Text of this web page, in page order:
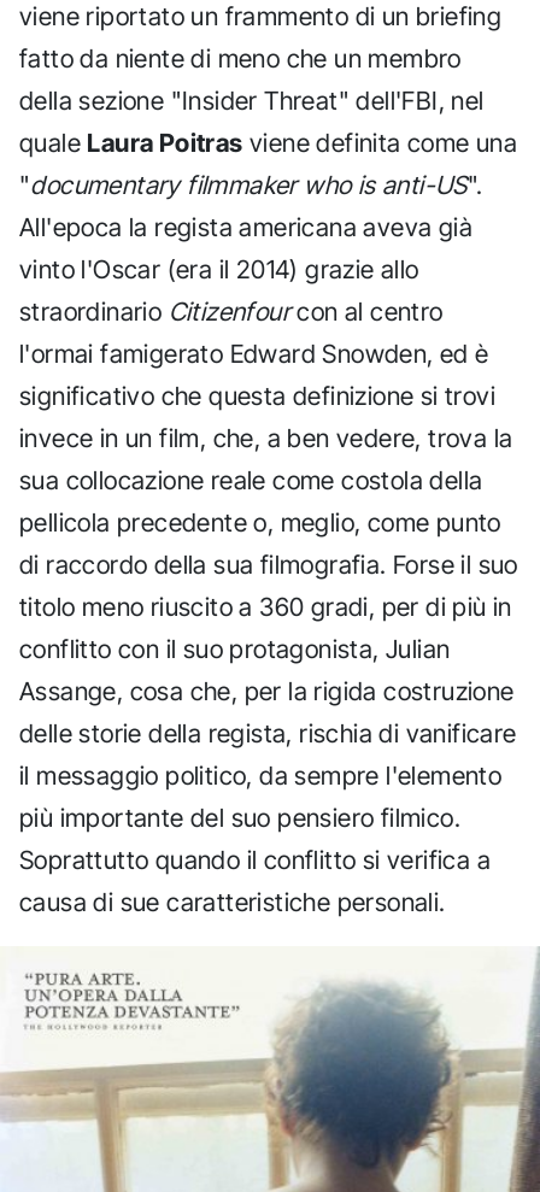
viene riportato un frammento di un briefing
fatto da niente di meno che un membro
della sezione "Insider Threat" dell'FBI, nel
quale Laura Poitras viene definita come una
"documentary filmmaker who is anti-US".
All'epoca la regista americana aveva già
vinto l'Oscar (era il 2014) grazie allo
straordinario Citizenfourcon al centro
l'ormai famigerato Edward Snowden, ed è
significativo che questa definizione si trovi
invece in un film, che, a ben vedere, trova la
sua collocazione reale come costola della
pellicola precedente o, meglio, come punto
di raccordo della sua filmografia. Forse il suo
titolo meno riuscito a 360 gradi, per di più in
conflitto con il suo protagonista, Julian
Assange, cosa che, per la rigida costruzione
delle storie della regista, rischia di vanificare
il messaggio politico, da sempre l'elemento
più importante del suo pensiero filmico.
Soprattutto quando il conflitto si verifica a
causa di sue caratteristiche personali.